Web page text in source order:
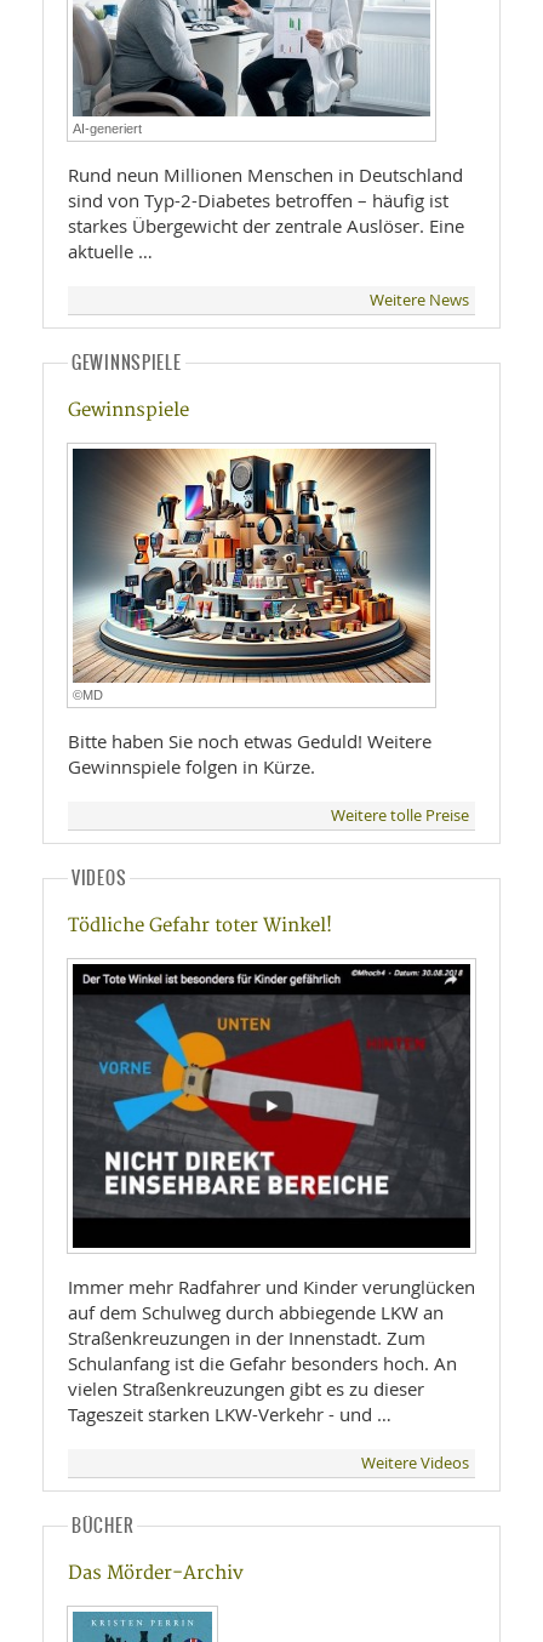
AI-generiert
Rund neun Millionen Menschen in Deutschland
sind von Typ-2-Diabetes betroffen – häufig ist
starkes Übergewicht der zentrale Auslöser. Eine
aktuelle …
Weitere News
GEWINNSPIELE
Gewinnspiele
©MD
Bitte haben Sie noch etwas Geduld! Weitere
Gewinnspiele folgen in Kürze.
Weitere tolle Preise
VIDEOS
Tödliche Gefahr toter Winkel!
Immer mehr Radfahrer und Kinder verunglücken
auf dem Schulweg durch abbiegende LKW an
Straßenkreuzungen in der Innenstadt. Zum
Schulanfang ist die Gefahr besonders hoch. An
vielen Straßenkreuzungen gibt es zu dieser
Tageszeit starken LKW-Verkehr - und …
Weitere Videos
BÜCHER
Das Mörder-Archiv